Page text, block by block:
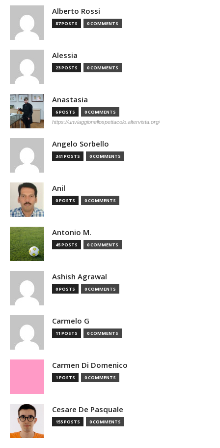
Alberto Rossi
87 POSTS 0 COMMENTS
Alessia
23 POSTS 0 COMMENTS
Anastasia
6 POSTS 0 COMMENTS
https://unviaggionellospettacolo.altervista.org/
Angelo Sorbello
341 POSTS 0 COMMENTS
Anil
0 POSTS 0 COMMENTS
Antonio M.
45 POSTS 0 COMMENTS
Ashish Agrawal
0 POSTS 0 COMMENTS
Carmelo G
11 POSTS 0 COMMENTS
Carmen Di Domenico
1 POSTS 0 COMMENTS
Cesare De Pasquale
155 POSTS 0 COMMENTS